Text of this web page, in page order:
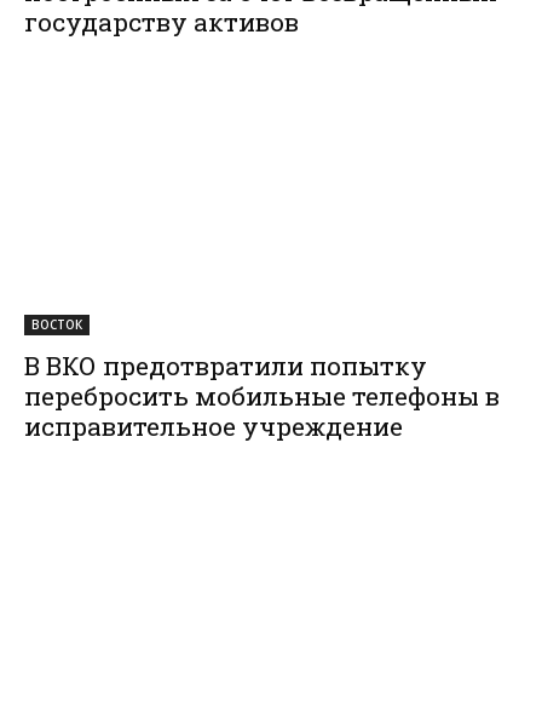
государству активов
ВОСТОК
В ВКО предотвратили попытку
перебросить мобильные телефоны в
исправительное учреждение